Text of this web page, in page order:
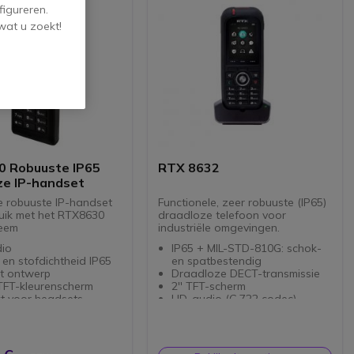
Robuuste IP65
IP-handset
robuuste IP-handset
met het RTX8630
stofdichtheid IP65
ontwerp
kleurenscherm
voor headsets
RTX 8632
Functionele, zeer robuuste (IP65)
draadloze telefoon voor
industriële omgevingen.
IP65 + MIL-STD-810G: schok-
en spatbestendig
Draadloze DECT-transmissie
2'' TFT-scherm
HD-audio (G.722 codec)
Bluetooth LE interface (voor
u zoekt!